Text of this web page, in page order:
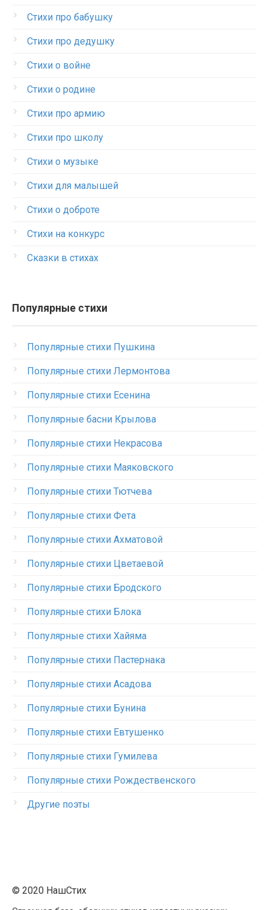
Стихи про бабушку
Стихи про дедушку
Стихи о войне
Стихи о родине
Стихи про армию
Стихи про школу
Стихи о музыке
Стихи для малышей
Стихи о доброте
Стихи на конкурс
Сказки в стихах
Популярные стихи
Популярные стихи Пушкина
Популярные стихи Лермонтова
Популярные стихи Есенина
Популярные басни Крылова
Популярные стихи Некрасова
Популярные стихи Маяковского
Популярные стихи Тютчева
Популярные стихи Фета
Популярные стихи Ахматовой
Популярные стихи Цветаевой
Популярные стихи Бродского
Популярные стихи Блока
Популярные стихи Хайяма
Популярные стихи Пастернака
Популярные стихи Асадова
Популярные стихи Бунина
Популярные стихи Евтушенко
Популярные стихи Гумилева
Популярные стихи Рождественского
Другие поэты
© 2020 НашСтих